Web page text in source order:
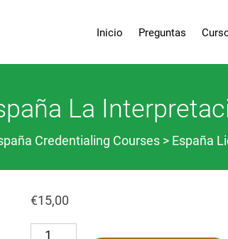
Inicio Preguntas
La
Credentialing Courses > España
€15,00
España